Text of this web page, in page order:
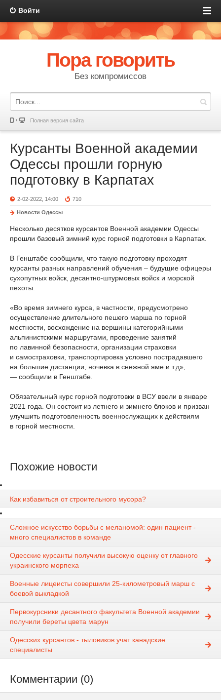
Войти
Пора говорить
Без компромиссов
Полная версия сайта
Курсанты Военной академии
Одессы прошли горную
подготовку в Карпатах
2-02-2022, 14:00 710
Новости Одессы
Несколько десятков курсантов Военной академии Одессы
прошли базовый зимний курс горной подготовки в Карпатах.
В Генштабе сообщили, что такую подготовку проходят
курсанты разных направлений обучения – будущие офицеры
сухопутных войск, десантно-штурмовых войск и морской
пехоты.
«Во время зимнего курса, в частности, предусмотрено
осуществление длительного пешего марша по горной
местности, восхождение на вершины категорийными
альпинистскими маршрутами, проведение занятий
по лавинной безопасности, организации страховки
и самостраховки, транспортировка условно пострадавшего
на большие дистанции, ночевка в снежной яме и т.д»,
— сообщили в Генштабе.
Обязательный курс горной подготовки в ВСУ ввели в январе
2021 года. Он состоит из летнего и зимнего блоков и призван
улучшить подготовленность военнослужащих к действиям
в горной местности.
Похожие новости
Как избавиться от строительного мусора?
Сложное искусство борьбы с меланомой: один пациент -
много специалистов в команде
Одесские курсанты получили высокую оценку от главного
украинского морпеха
Военные лицеисты совершили 25-километровый марш с
боевой выкладкой
Первокурсники десантного факультета Военной академии
получили береты цвета марун
Одесских курсантов - тыловиков учат канадские
специалисты
Комментарии (0)